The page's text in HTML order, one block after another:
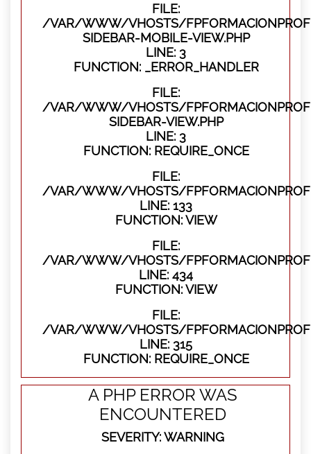
FILE:
/VAR/WWW/VHOSTS/
SIDEBAR-MOBILE-VIEW.PHP
LINE: 3
FUNCTION: _ERROR_HANDLER
FILE:
/VAR/WWW/VHOSTS/
SIDEBAR-VIEW.PHP
LINE: 3
FUNCTION: REQUIRE_ONCE
FILE:
/VAR/WWW/VHOSTS/
LINE: 133
FUNCTION: VIEW
FILE:
/VAR/WWW/VHOSTS/
LINE: 434
FUNCTION: VIEW
FILE:
/VAR/WWW/VHOSTS/
LINE: 315
FUNCTION: REQUIRE_ONCE
A PHP ERROR WAS
ENCOUNTERED
SEVERITY: WARNING